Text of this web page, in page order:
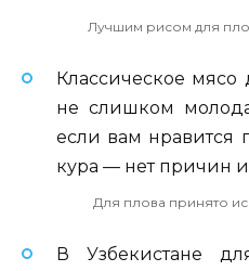
Лучшим рисом для
Классическое
не слишком
если вам нравится
кура — нет причин
Для плова принято
В Узбекистане